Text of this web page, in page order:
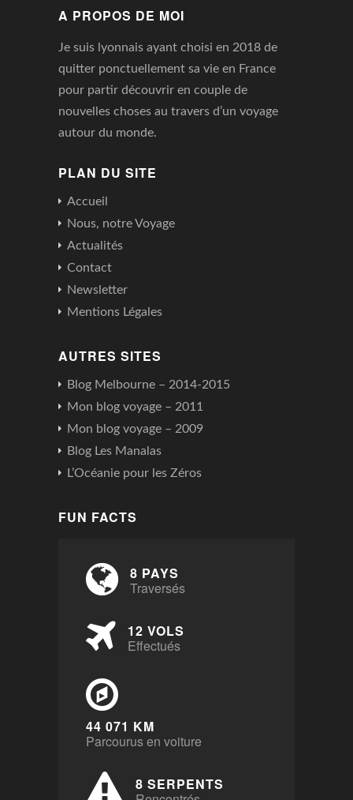
A PROPOS DE MOI
Je suis lyonnais ayant choisi en 2018 de
quitter ponctuellement sa vie en France
pour partir découvrir en couple de
nouvelles choses au travers d’un voyage
autour du monde.
PLAN DU SITE
Accueil
Nous, notre Voyage
Actualités
Contact
Newsletter
Mentions Légales
AUTRES SITES
Blog Melbourne – 2014-2015
Mon blog voyage – 2011
Mon blog voyage – 2009
Blog Les Manalas
L’Océanie pour les Zéros
FUN FACTS
8 PAYS
Traversés
12 VOLS
Effectués
44 071 KM
Parcourus en voiture
8 SERPENTS